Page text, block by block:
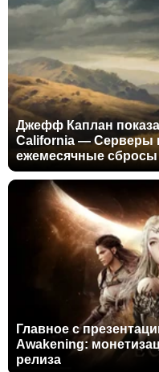
Джефф Каплан
California — Серверы
ежемесячные сбросы
Главное с
Awakening:
релиза